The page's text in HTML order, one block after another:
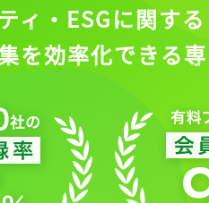
ィ・ESGに関する
を効率化できる